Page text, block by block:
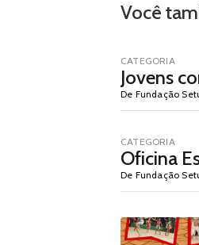
Você
CATEGORIA
Jovens
De Fundação
CATEGORIA
Oficina
De Fundação